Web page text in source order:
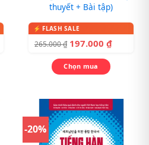
thuyết + Bài tập)
265.000₫ 197.000 ₫
Chọn mua
-20%